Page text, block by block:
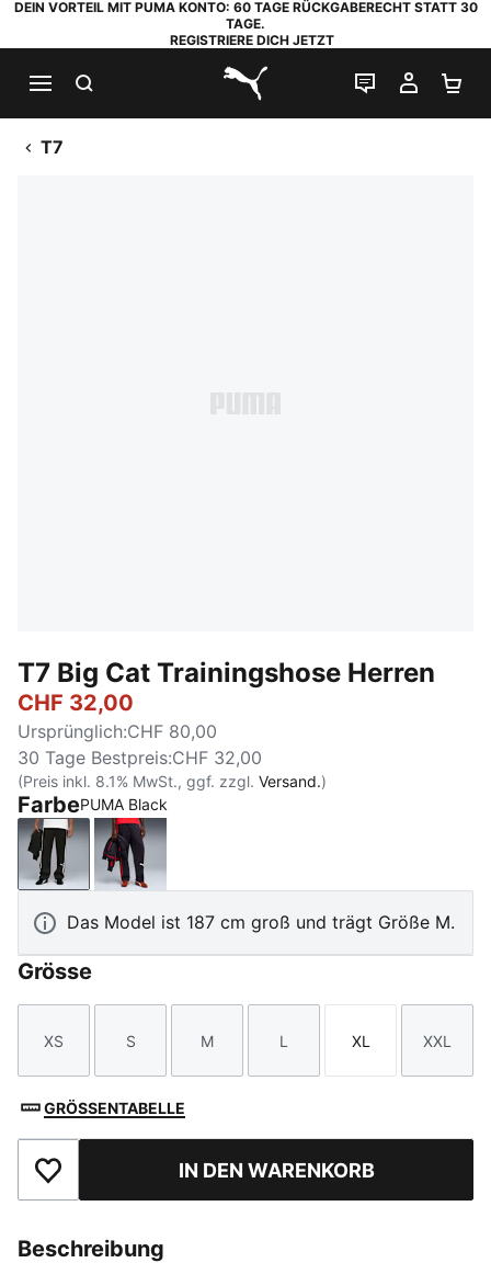
DEIN VORTEIL MIT PUMA KONTO: 60 TAGE RÜCKGABERECHT STATT 30
TAGE.
REGISTRIERE DICH JETZT
PUMA.com
LIVE-CHAT
MEIN
T7
T7 Big Cat Trainingshose Herren
CHF 32,00
Ursprünglich:CHF 80,00
30 Tage Bestpreis:CHF 32,00
(Preis inkl. 8.1% MwSt., ggf. zzgl. Versand.)
FarbePUMA Black
PUMA BlackNew Navy
Das Model ist 187 cm groß und trägt Größe M.
Grösse
Größe
XS
Größe
S
Größe
M
Größe
L
Größe
XL
Größe
XXL
GRÖSSENTABELLE
Zu Favoriten hinzufügenIN DEN WARENKORB
Beschreibung